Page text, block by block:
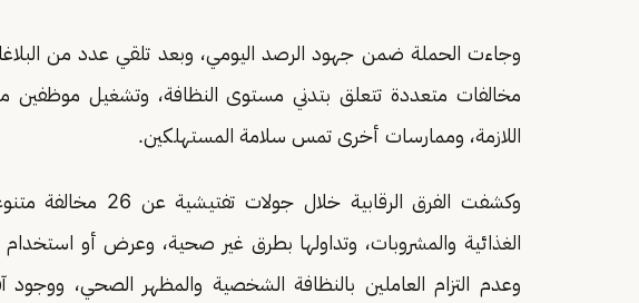
وجاءت الحملة ضمن جهود الرصد اليومي، وبعد تلقي عدد من
مخالفات متعددة تتعلق بتدني مستوى النظافة، وتشغيل
اللازمة، وممارسات أخرى تمس سلامة المستهلكين.
وكشفت الفرق
الغذائية والمشروبات، وتداولها بطرق غير صحية، وعرض أو
وعدم التزام العاملين بالنظافة الشخصية والمظهر الصحي،